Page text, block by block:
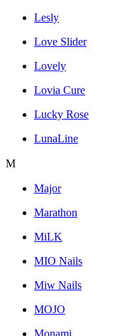
Lesly
Love Slider
Lovely
Lovia Cure
Lucky Rose
LunaLine
M
Major
Marathon
MiLK
MIO Nails
Miw Nails
MOJO
Monami